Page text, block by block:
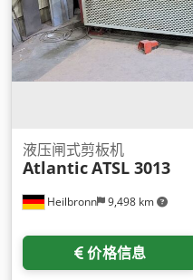
Heilbronn 9,498 km
液压闸式剪板机
AtlanticATSL 3013
价格信息